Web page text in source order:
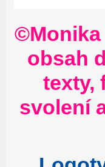
©Monika
obsah
texty,
svolení